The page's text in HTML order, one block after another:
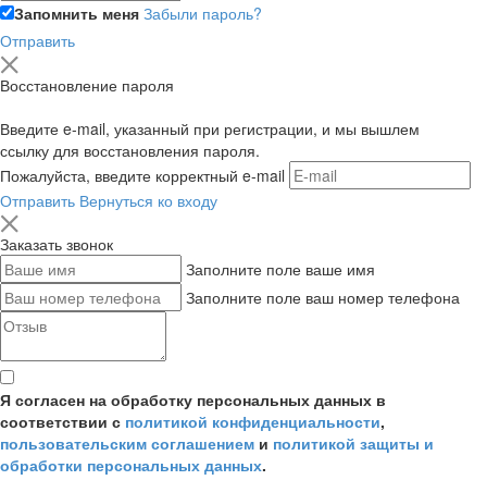
Запомнить меня Забыли пароль?
Отправить
Восстановление пароля
Введите e-mail, указанный при регистрации, и мы вышлем
ссылку для восстановления пароля.
Пожалуйста, введите корректный e-mail
Отправить Вернуться ко входу
Заказать звонок
Заполните поле ваше имя
Заполните поле ваш номер телефона
Я согласен на обработку персональных данных в
соответствии с политикой конфиденциальности,
пользовательским соглашением и политикой защиты и
обработки персональных данных.